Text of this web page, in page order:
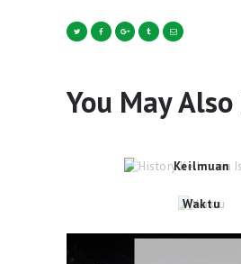
You May
Keilmuan
Agustus 13, 2024
Waktu